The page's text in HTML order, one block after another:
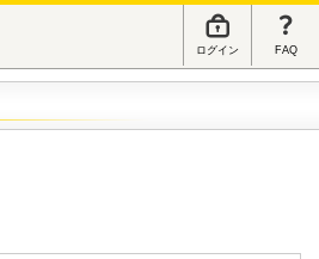
ログイン FAQ